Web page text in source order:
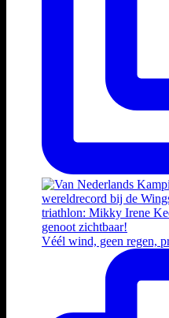
Véél wind, geen regen,